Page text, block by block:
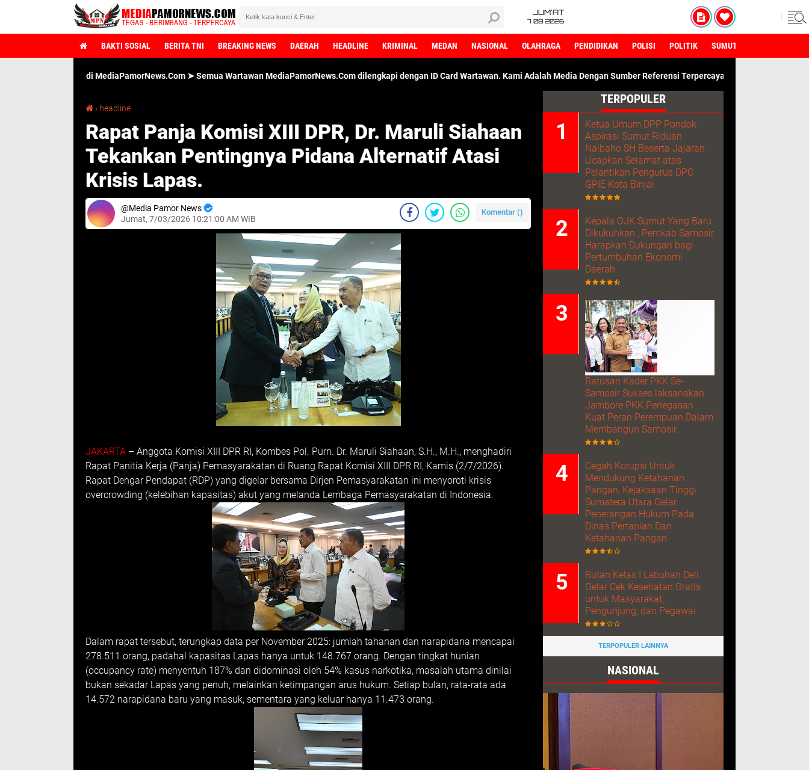
JUM'AT
7 08 2026
BAKTI SOSIAL BERITA TNI BREAKING NEWS DAERAH HEADLINE KRIMINAL MEDAN NASIONAL OLAHRAGA PENDIDIKAN POLISI POLITIK SUMUT
di MediaPamorNews.Com ➤ Semua Wartawan MediaPamorNews.Com dilengkapi dengan ID Card Wartawan. Kami Adalah Media Dengan Sumber Referensi Terpercaya.
› headline
Rapat Panja Komisi XIII DPR, Dr. Maruli Siahaan
Tekankan Pentingnya Pidana Alternatif Atasi
Krisis Lapas.
Media Pamor News
Jumat, 7/03/2026 10:21:00 AM WIB
Komentar ()
JAKARTA – Anggota Komisi XIII DPR RI, Kombes Pol. Purn. Dr. Maruli Siahaan, S.H., M.H., menghadiri
Rapat Panitia Kerja (Panja) Pemasyarakatan di Ruang Rapat Komisi XIII DPR RI, Kamis (2/7/2026).
Rapat Dengar Pendapat (RDP) yang digelar bersama Dirjen Pemasyarakatan ini menyoroti krisis
overcrowding (kelebihan kapasitas) akut yang melanda Lembaga Pemasyarakatan di Indonesia.
Dalam rapat tersebut, terungkap data per November 2025: jumlah tahanan dan narapidana mencapai
278.511 orang, padahal kapasitas Lapas hanya untuk 148.767 orang. Dengan tingkat hunian
(occupancy rate) menyentuh 187% dan didominasi oleh 54% kasus narkotika, masalah utama dinilai
bukan sekadar Lapas yang penuh, melainkan ketimpangan arus hukum. Setiap bulan, rata-rata ada
14.572 narapidana baru yang masuk, sementara yang keluar hanya 11.473 orang.
TERPOPULER
Ketua Umum DPP Pondok
Aspirasi Sumut Riduan
Naibaho SH Beserta Jajaran
Ucapkan Selamat atas
Pelantikan Pengurus DPC
GPIE Kota Binjai
Kepala OJK Sumut Yang Baru
Dikukuhkan , Pemkab Samosir
Harapkan Dukungan bagi
Pertumbuhan Ekonomi
Daerah
Ratusan Kader PKK Se-
Samosir Sukses laksanakan
Jambore PKK.Penegasan
Kuat Peran Perempuan Dalam
Membangun Samosir.
Cegah Korupsi Untuk
Mendukung Ketahanan
Pangan, Kejaksaan Tinggi
Sumatera Utara Gelar
Penerangan Hukum Pada
Dinas Pertanian Dan
Ketahanan Pangan
Rutan Kelas I Labuhan Deli
Gelar Cek Kesehatan Gratis
untuk Masyarakat,
Pengunjung, dan Pegawai
TERPOPULER LAINNYA
NASIONAL